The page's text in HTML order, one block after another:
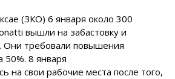
(ЗКО) 6 января около 300
вышли на забастовку и
Они требовали повышения
50%. 8 января
на свои рабочие места после того,